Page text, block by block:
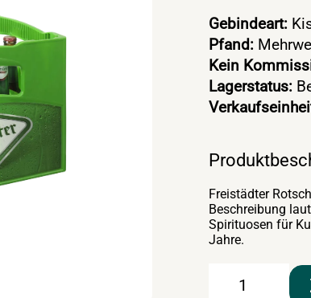
Gebindeart:
Pfand:
Kein
Lagerstatus:
Freistädter
Beschreibung
Spirituosen für
Jahre.
Rotschopf